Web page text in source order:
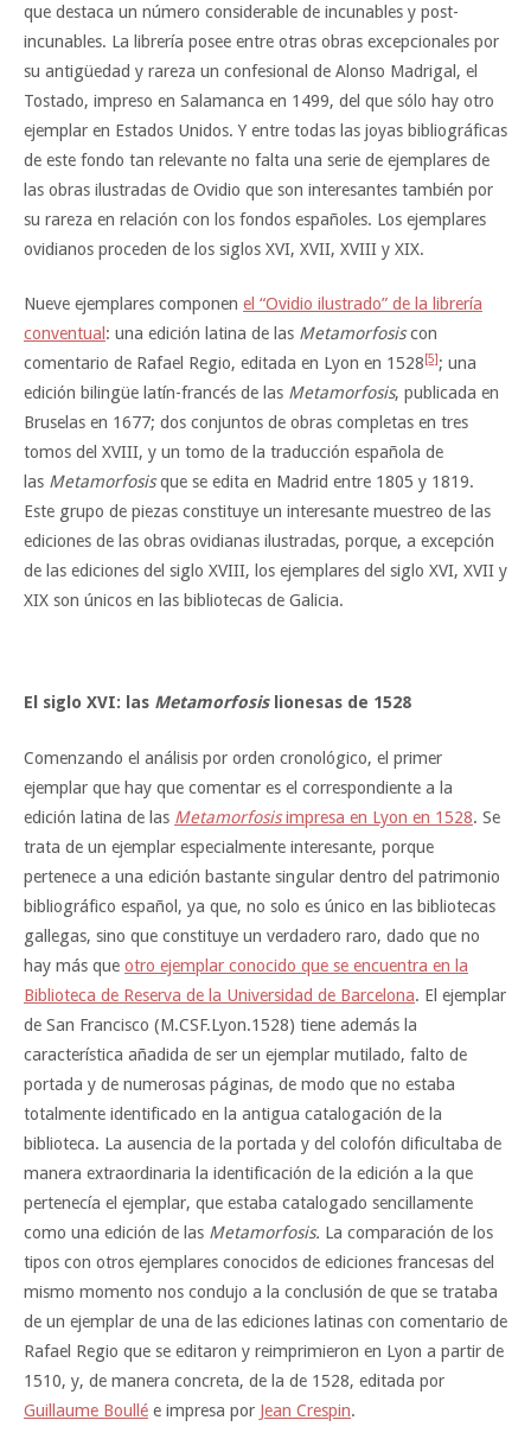
que destaca un número considerable de incunables y post-
incunables. La librería posee entre otras obras excepcionales por
su antigüedad y rareza un confesional de Alonso Madrigal, el
Tostado, impreso en Salamanca en 1499, del que sólo hay otro
ejemplar en Estados Unidos. Y entre todas las joyas bibliográficas
de este fondo tan relevante no falta una serie de ejemplares de
las obras ilustradas de Ovidio que son interesantes también por
su rareza en relación con los fondos españoles. Los ejemplares
ovidianos proceden de los siglos XVI, XVII, XVIII y XIX.
Nueve ejemplares componen el “Ovidio ilustrado” de la librería
conventual : una edición latina de las Metamorfosiscon
comentario de Rafael Regio, editada en Lyon en 1528[5]; una
edición bilingüe latín-francés de las Metamorfosis, publicada en
Bruselas en 1677; dos conjuntos de obras completas en tres
tomos del XVIII, y un tomo de la traducción española de
las Metamorfosisque se edita en Madrid entre 1805 y 1819.
Este grupo de piezas constituye un interesante muestreo de las
ediciones de las obras ovidianas ilustradas, porque, a excepción
de las ediciones del siglo XVIII, los ejemplares del siglo XVI, XVII y
XIX son únicos en las bibliotecas de Galicia.
El siglo XVI: las Metamorfosislionesas de 1528
Comenzando el análisis por orden cronológico, el primer
ejemplar que hay que comentar es el correspondiente a la
edición latina de las Metamorfosisimpresa en Lyon en 1528. Se
trata de un ejemplar especialmente interesante, porque
pertenece a una edición bastante singular dentro del patrimonio
bibliográfico español, ya que, no solo es único en las bibliotecas
gallegas, sino que constituye un verdadero raro, dado que no
hay más que otro ejemplar conocido que se encuentra en la
Biblioteca de Reserva de la Universidad de Barcelona. El ejemplar
de San Francisco (M.CSF.Lyon.1528) tiene además la
característica añadida de ser un ejemplar mutilado, falto de
portada y de numerosas páginas, de modo que no estaba
totalmente identificado en la antigua catalogación de la
biblioteca. La ausencia de la portada y del colofón dificultaba de
manera extraordinaria la identificación de la edición a la que
pertenecía el ejemplar, que estaba catalogado sencillamente
como una edición de las Metamorfosis. La comparación de los
tipos con otros ejemplares conocidos de ediciones francesas del
mismo momento nos condujo a la conclusión de que se trataba
de un ejemplar de una de las ediciones latinas con comentario de
Rafael Regio que se editaron y reimprimieron en Lyon a partir de
1510, y, de manera concreta, de la de 1528, editada por
Guillaume Boullé e impresa por Jean Crespin.